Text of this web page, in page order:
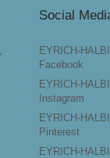
Social
EYRICH-
Facebook
EYRICH-
Instagram
EYRICH-
Pinterest
EYRICH-